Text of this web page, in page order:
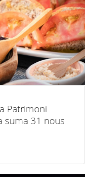
Patrimoni
suma 31 nous